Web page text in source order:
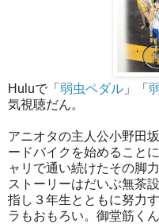
Huluで「 弱虫ペダル 」「
気視聴だん。
アニオタの主人公小野田
ードバイクを始めること
ャリで通い続けたその脚
ストーリーはだいぶ無茶
指し３年生とともに努力
ラもおもろい。御堂筋く